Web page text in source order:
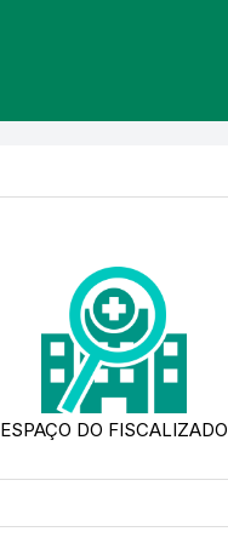
ESPAÇO DO FISCALIZADO